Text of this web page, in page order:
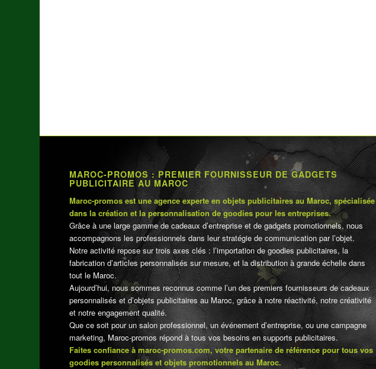
MAROC-PROMOS : PREMIER FOURNISSEUR DE GADGETS
PUBLICITAIRE AU MAROC
Maroc-promos est une agence experte en objets publicitaires au Maroc, spécialisée
dans la création et la personnalisation de goodies pour les entreprises.
Grâce à une large gamme de cadeaux d’entreprise et de gadgets promotionnels, nous
accompagnons les professionnels dans leur stratégie de communication par l’objet.
Notre activité repose sur trois axes clés : l’importation de goodies publicitaires, la
fabrication d’articles personnalisés sur mesure, et la distribution à grande échelle dans
tout le Maroc.
Aujourd’hui, nous sommes reconnus comme l’un des premiers fournisseurs de cadeaux
personnalisés et d’objets publicitaires au Maroc, grâce à notre réactivité, notre créativité
et notre engagement qualité.
Que ce soit pour un salon professionnel, un événement d’entreprise, ou une campagne
marketing, Maroc-promos répond à tous vos besoins en supports publicitaires.
Faites confiance à maroc-promos.com, votre partenaire de référence pour tous vos
goodies personnalisés et objets promotionnels au Maroc.